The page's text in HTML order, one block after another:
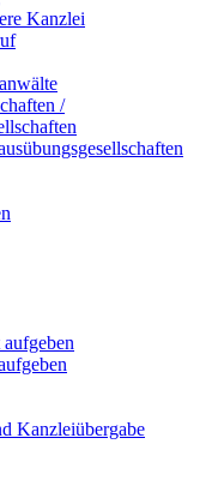
Kanzlei
/
Kanzleiübergabe